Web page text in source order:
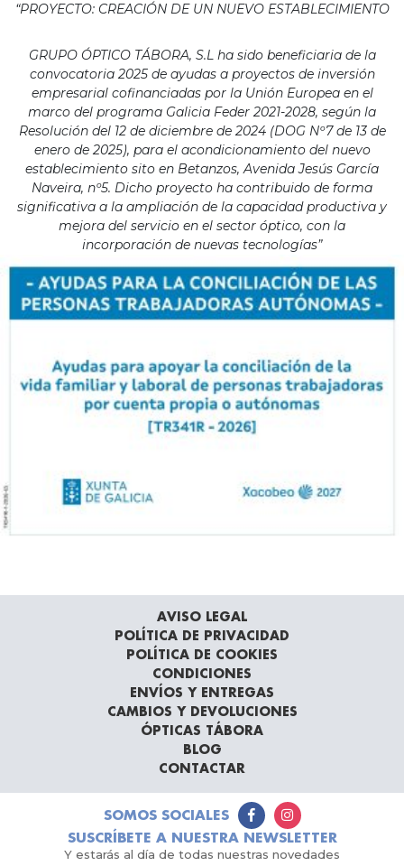
“PROYECTO: CREACIÓN DE UN NUEVO ESTABLECIMIENTO
GRUPO ÓPTICO TÁBORA, S.L ha sido beneficiaria de la
convocatoria 2025 de ayudas a proyectos de inversión
empresarial cofinanciadas por la Unión Europea en el
marco del programa Galicia Feder 2021-2028, según la
Resolución del 12 de diciembre de 2024 (DOG Nº7 de 13 de
enero de 2025), para el acondicionamiento del nuevo
establecimiento sito en Betanzos, Avenida Jesús García
Naveira, nº5. Dicho proyecto ha contribuido de forma
significativa a la ampliación de la capacidad productiva y
mejora del servicio en el sector óptico, con la
incorporación de nuevas tecnologías”
AVISO LEGAL
POLÍTICA DE PRIVACIDAD
POLÍTICA DE COOKIES
CONDICIONES
ENVÍOS Y ENTREGAS
CAMBIOS Y DEVOLUCIONES
ÓPTICAS TÁBORA
BLOG
CONTACTAR
SOMOS SOCIALES
SUSCRÍBETE A NUESTRA NEWSLETTER
Y estarás al día de todas nuestras novedades